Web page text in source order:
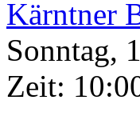
Kärntner
Sonntag,
Zeit: